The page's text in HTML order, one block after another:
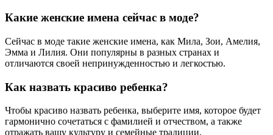
Какие женские имена сейчас в моде?
Сейчас в моде такие женские имена, как Мила, Зои, Амелия,
Эмма и Лилия. Они популярны в разных странах и
отличаются своей непринужденностью и легкостью.
Как назвать красиво ребенка?
Чтобы красиво назвать ребенка, выберите имя, которое будет
гармонично сочетаться с фамилией и отчеством, а также
отражать вашу культуру и семейные традиции.